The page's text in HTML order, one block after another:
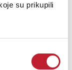
su prikupili